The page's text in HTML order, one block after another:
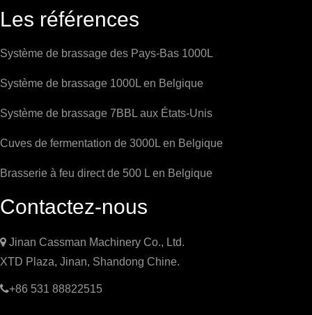
Les références
Système de brassage des Pays-Bas 1000L
Système de brassage 1000L en Belgique
Système de brassage 7BBL aux États-Unis
Cuves de fermentation de 3000L en Belgique
Brasserie à feu direct de 500 L en Belgique
Contactez-nous
 Jinan Cassman Machinery Co., Ltd.
XTD Plaza, Jinan, Shandong Chine.
+86 531 88822515